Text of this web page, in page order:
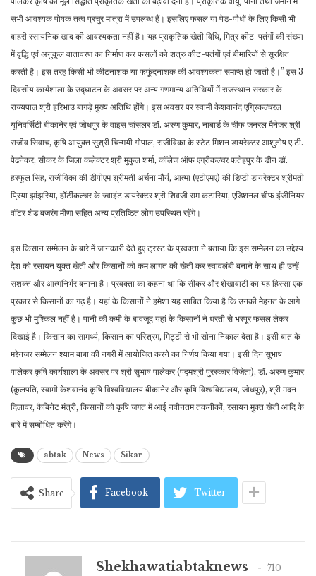
सभी आवश्यक पोषक तत्व प्रचुर मात्रा में उपलब्ध हैं। इसलिए फसल या पेड़-पौधों के लिए किसी भी
बाहरी रसायनिक खाद की आवश्यकता नहीं है। यह प्राकृतिक खेती विधि, मित्र कीट-पतंगों की संख्या
में वृद्धि एवं अनुकूल वातावरण का निर्माण कर फसलों को शत्रु कीट-पतंगों एवं बीमारियों से सुरक्षित
करती है। इस तरह किसी भी कीटनाशक या फफूंदनाशक की आवश्यकता समाप्त हो जाती है।” इस 3
दिवसीय कार्यशाला के उद्घाटन के अवसर पर अन्य गणमान्य अतिथियों में राजस्थान सरकार के
राज्यपाल श्री हरिभाउ बागड़े मुख्य अतिथि होंगे। इस अवसर पर स्वामी केशवानंद एग्रिकल्चरल
यूनिवर्सिटी बीकानेर एवं जोधपुर के वाइस चांसलर डॉ. अरुण कुमार, नाबार्ड के चीफ जनरल मैनेजर श्री
राजीव सिवाच, कृषि आयुक्त सुश्री चिन्मयी गोपाल, राजीविका के स्टेट मिशन डायरेक्टर आशुतोष ए.टी.
पेढनेकर, सीकर के जिला कलेक्टर श्री मुकुल शर्मा, कॉलेज ऑफ एग्रीकल्चर फतेहपुर के डीन डॉ.
हरफूल सिंह, राजीविका की डीपीएम श्रीमती अर्चना मौर्य, आत्मा (एटीएमए) की डिप्टी डायरेक्टर श्रीमती
प्रिया झांझरिया, हॉर्टीकल्चर के ज्वाइंट डायरेक्टर श्री शिवजी राम कटारिया, एडिशनल चीफ इंजीनियर
वॉटर शेड बजरंग मीणा सहित अन्य प्रतिष्ठित लोग उपस्थित रहेंगे।
इस किसान सम्मेलन के बारे में जानकारी देते हुए ट्रस्ट के प्रवक्ता ने बताया कि इस सम्मेलन का उद्देश्य
देश को रसायन युक्त खेती और किसानों को कम लागत की खेती कर स्वावलंबी बनाने के साथ ही उन्हें
सशक्त और आत्मनिर्भर बनाना है। प्रवक्ता का कहना था कि सीकर और शेखावाटी का यह हिस्सा एक
प्रकार से किसानों का गढ़ है। यहां के किसानों ने हमेशा यह साबित किया है कि उनकी मेहनत के आगे
कुछ भी मुश्किल नहीं है। पानी की कमी के बावजूद यहां के किसानों ने धरती से भरपूर फसल लेकर
दिखाई है। किसान का सामर्थ्य, किसान का परिश्रम, मिट्टी से भी सोना निकाल देता है। इसी बात के
मद्देनजर सम्मेलन श्याम बाबा की नगरी में आयोजित करने का निर्णय किया गया। इसी दिन सुभाष
पालेकर कृषि कार्यशाला के अवसर पर श्री सुभाष पालेकर (पद्मश्री पुरस्कार विजेता), डॉ. अरुण कुमार
(कुलपति, स्वामी केशवानंद कृषि विश्वविद्यालय बीकानेर और कृषि विश्वविद्यालय, जोधपुर), श्री मदन
दिलावर, कैबिनेट मंत्री, किसानों को कृषि जगत में आई नवीनतम तकनीकों, रसायन मुक्त खेती आदि के
बारे में सम्बोधित करेंगे।
abtak News Sikar
Share Facebook Twitter
Shekhawatiabtaknews 710